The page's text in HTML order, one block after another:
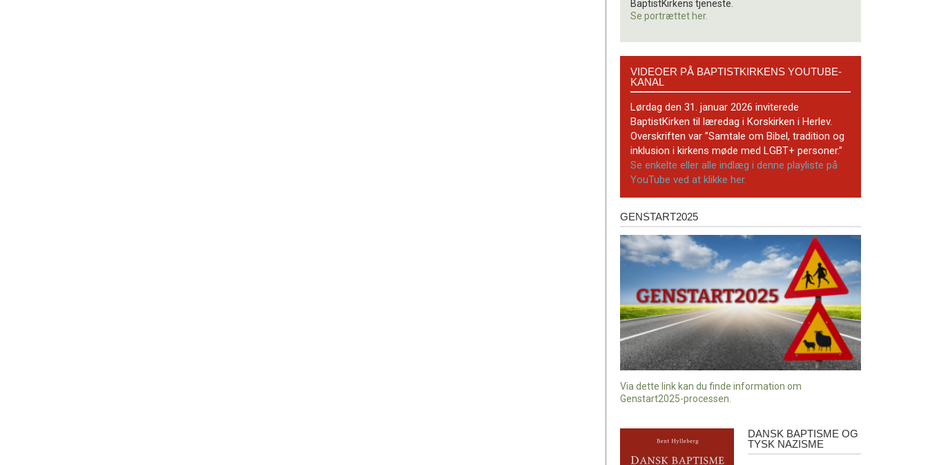
BaptistKirkens tjeneste.
Se portrættet her.
BaptistKirkens
YouTube-
kanal
VIDEOER PÅ BAPTISTKIRKENS YOUTUBE-
KANAL
Lørdag den 31. januar 2026 inviterede
BaptistKirken til læredag i Korskirken i Herlev.
Overskriften var ”Samtale om Bibel, tradition og
inklusion i kirkens møde med LGBT+ personer.”
Se enkelte eller alle indlæg i denne playliste på
YouTube ved at klikke her.
Genstart2025
GENSTART2025
Via dette link kan du finde information om
Genstart2025-processen.
DANSK BAPTISME OG
TYSK NAZISME